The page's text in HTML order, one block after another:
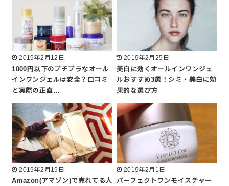
2019年2月12日
1000円以下のプチプラなオール
インワンジェルは安全？口コミ
と実際の正直…
2019年2月25日
美白に効くオールインワンジェ
ルおすすめ3選！シミ・美白に効
果的な選び方
2019年2月19日
Amazon(アマゾン)で売れてる人
2019年2月1日
パーフェクトワンモイスチャー